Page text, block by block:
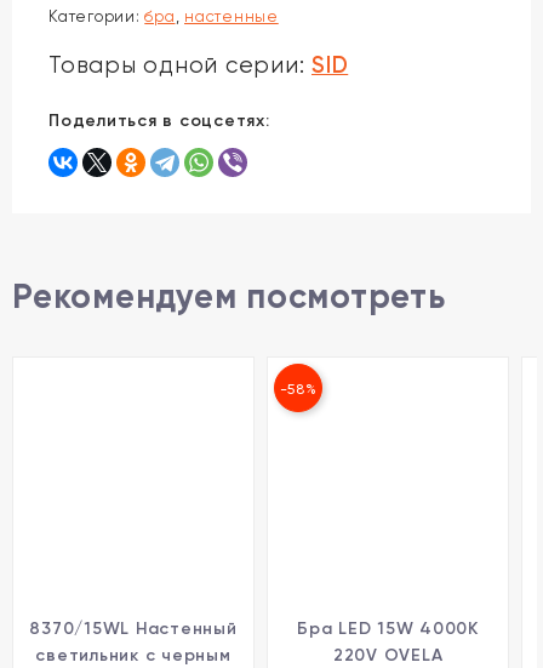
Категории:бра настенные
Товары одной серии: SID
Поделиться в соцсетях:
Рекомендуем посмотреть
8370/15WL Настенный
светильник с черным
-58%
Бра LED 15W 4000K
220V OVELA